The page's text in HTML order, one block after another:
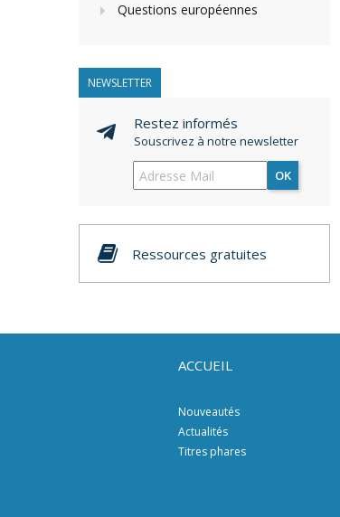
Questions européennes
NEWSLETTER
Restez informés
Souscrivez à notre newsletter
OK
Ressources gratuites
ACCUEIL
Nouveautés
Actualités
Titres phares